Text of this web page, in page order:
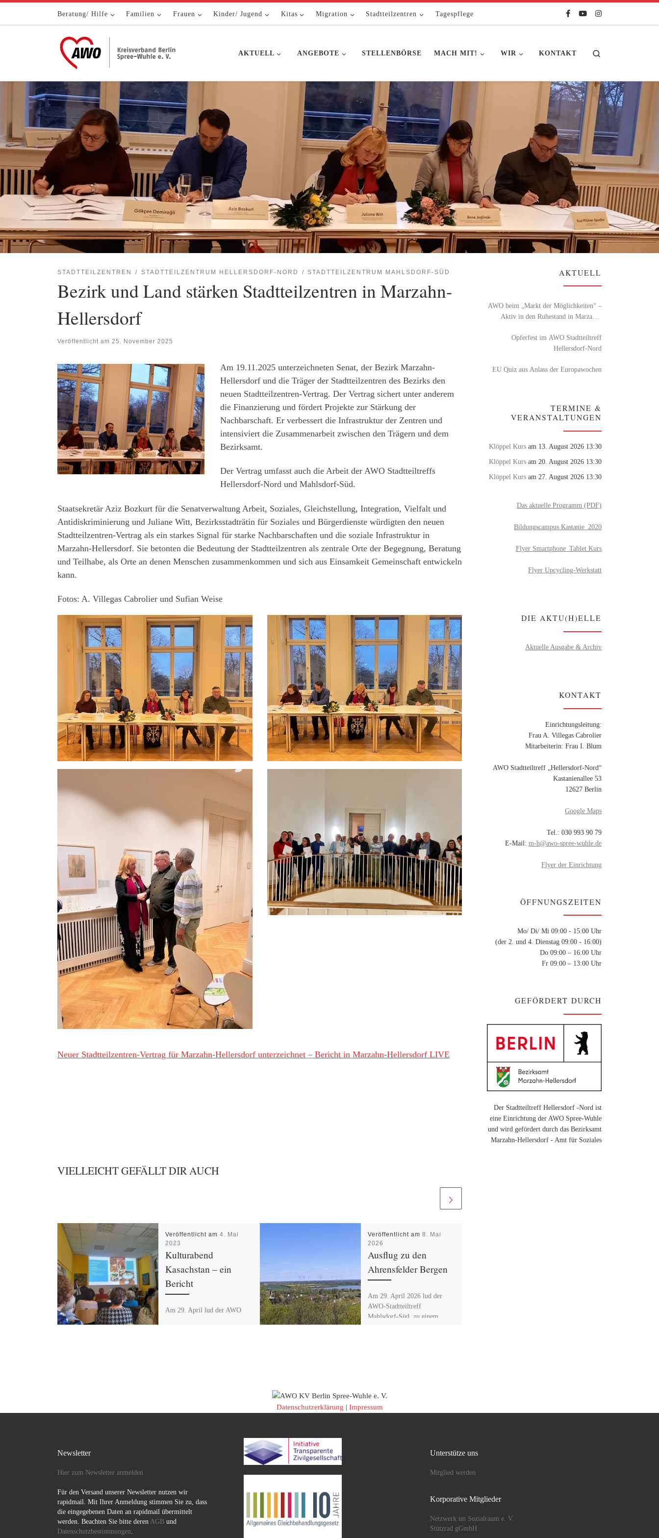
Zum Inhalt springenBeratung/ Hilfe Familien Frauen Kinder/ Jugend Kitas Migration Stadtteilzentren Tagespflege
AKTUELL ANGEBOTE STELLENBÖRSE MACH MIT! WIR KONTAKT
STADTTEILZENTREN STADTTEILZENTRUM HELLERSDORF-NORD STADTTEILZENTRUM MAHLSDORF-SÜD
Bezirk und Land stärken Stadtteilzentren in Marzahn-
Hellersdorf
Veröffentlicht am 25. November 2025
Am 19.11.2025 unterzeichneten Senat, der Bezirk Marzahn-
Hellersdorf und die Träger der Stadtteilzentren des Bezirks den
neuen Stadtteilzentren-Vertrag. Der Vertrag sichert unter anderem
die Finanzierung und fördert Projekte zur Stärkung der
Nachbarschaft. Er verbessert die Infrastruktur der Zentren und
intensiviert die Zusammenarbeit zwischen den Trägern und dem
Bezirksamt.
Der Vertrag umfasst auch die Arbeit der AWO Stadtteiltreffs
Hellersdorf-Nord und Mahlsdorf-Süd.
Staatsekretär Aziz Bozkurt für die Senatverwaltung Arbeit, Soziales, Gleichstellung, Integration, Vielfalt und
Antidiskriminierung und Juliane Witt, Bezirksstadträtin für Soziales und Bürgerdienste würdigten den neuen
Stadtteilzentren-Vertrag als ein starkes Signal für starke Nachbarschaften und die soziale Infrastruktur in
Marzahn-Hellersdorf. Sie betonten die Bedeutung der Stadtteilzentren als zentrale Orte der Begegnung, Beratung
und Teilhabe, als Orte an denen Menschen zusammenkommen und sich aus Einsamkeit Gemeinschaft entwickeln
kann.
Fotos: A. Villegas Cabrolier und Sufian Weise
Neuer Stadtteilzentren-Vertrag für Marzahn-Hellersdorf unterzeichnet – Bericht in Marzahn-Hellersdorf LIVE
VIELLEICHT GEFÄLLT DIR AUCH
Veröffentlicht am4. Mai
2023
Kulturabend
Kasachstan – ein
Bericht
Am 29. April lud der AWO
Veröffentlicht am 8. Mai
2026
Ausflug zu den
Ahrensfelder Bergen
Am 29. April 2026 lud der
AWO‑Stadtteiltreff
Mahlsdorf‑Süd zu einem
AKTUELL
AWO beim „Markt der Möglichkeiten“ –
Aktiv in den Ruhestand in Marzahn-
Opferfest im AWO Stadtteiltreff
Hellersdorf-Nord
EU Quiz aus Anlass der Europawochen
TERMINE &
VERANSTALTUNGEN
Klöppel Kurs am 13. August 2026 13:30
Klöppel Kurs am 20. August 2026 13:30
Klöppel Kurs am 27. August 2026 13:30
Das aktuelle Programm (PDF)
Bildungscampus Kastanie_2020
Flyer Smartphone_Tablet Kurs
Flyer Upcycling-Werkstatt
DIE AKTU(H)ELLE
Aktuelle Ausgabe & Archiv
KONTAKT
Einrichtungsleitung:
Frau A. Villegas Cabrolier
Mitarbeiterin: Frau I. Blum
AWO Stadtteiltreff „Hellersdorf-Nord“
Kastanienallee 53
12627 Berlin
Google Maps
Tel.: 030 993 90 79
E-Mail: m-h@awo-spree-wuhle.de
Flyer der Einrichtung
ÖFFNUNGSZEITEN
Mo/ Di/ Mi 09:00 - 15:00 Uhr
(der 2. und 4. Dienstag 09:00 - 16:00)
Do 09:00 – 16:00 Uhr
Fr 09:00 – 13:00 Uhr
GEFÖRDERT DURCH
Der Stadtteiltreff Hellersdorf -Nord ist
eine Einrichtung der AWO Spree-Wuhle
und wird gefördert durch das Bezirksamt
Marzahn-Hellersdorf - Amt für Soziales
Datenschutzerklärung | Impressum
Newsletter
Hier zum Newsletter anmelden
Für den Versand unserer Newsletter nutzen wir
rapidmail. Mit Ihrer Anmeldung stimmen Sie zu, dass
die eingegebenen Daten an rapidmail übermittelt
werden. Beachten Sie bitte deren AGB und
Datenschutzbestimmungen
Unterstütze uns
Mitglied werden
Korporative Mitglieder
Netzwerk im Sozialraum e. V.
Stützrad gGmbH